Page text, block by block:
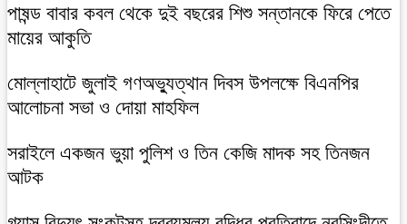
পাষন্ড বাবার কবল থেকে দুই বছরের শিশু সন্তানকে ফিরে পেতে
মায়ের আকুতি
মোল্লাহাটে জুলাই গণঅভ্যুত্থান দিবস উপলক্ষে বিএনপির
আলোচনা সভা ও দোয়া মাহফিল
সরাইলে একজন ভুয়া পুলিশ ও তিন কেজি মাদক সহ তিনজন
আটক